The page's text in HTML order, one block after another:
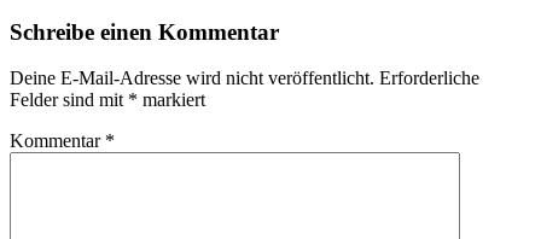
Schreibe einen Kommentar
Deine E-Mail-Adresse wird nicht veröffentlicht. Erforderliche
Felder sind mit * markiert
Kommentar *